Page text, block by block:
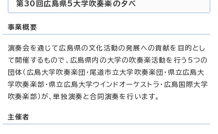
第30回広島県5大学吹奏楽の夕べ
事業概要
演奏会を通じて広島県の文化活動の発展への貢献を目的とし
て開催するもので、広島県内の大学の吹奏楽活動を行う5つの
団体（広島大学吹奏楽団・尾道市立大学吹奏楽団・県立広島大
学吹奏楽部・県立広島大学ウインドオーケストラ・広島国際大学
吹奏楽部）が、単独演奏と合同演奏を行います。
主催者